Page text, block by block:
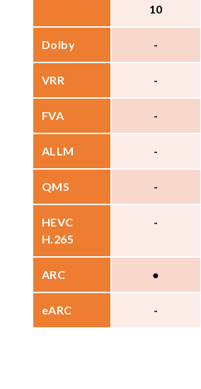
10
Dolby -
VRR -
FVA -
ALLM -
QMS -
HEVC
H.265
-
ARC ●
eARC -